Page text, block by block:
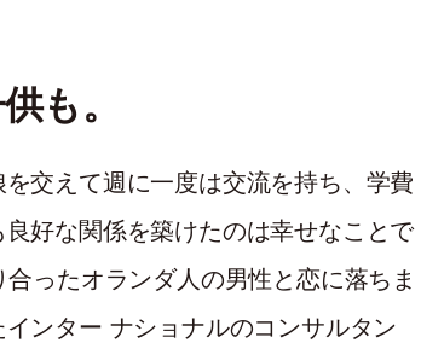
も。
交えて週に一度は交流を持ち、学費
好な関係を築けたのは幸せなことで
ったオランダ人の男性と恋に落ちま
ンター ナショナルのコンサルタン